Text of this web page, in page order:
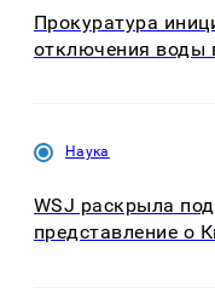
Прокуратура
отключения воды
Наука
WSJ раскрыла
представление о